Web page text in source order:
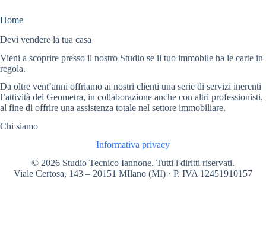
Home
Devi vendere la tua casa
Vieni a scoprire presso il nostro Studio se il tuo immobile ha le carte in
regola.
Da oltre vent’anni offriamo ai nostri clienti una serie di servizi inerenti
l’attività del Geometra, in collaborazione anche con altri professionisti,
al fine di offrire una assistenza totale nel settore immobiliare.
Chi siamo
Informativa privacy
© 2026 Studio Tecnico Iannone. Tutti i diritti riservati.
Viale Certosa, 143 – 20151 MIlano (MI) · P. IVA 12451910157